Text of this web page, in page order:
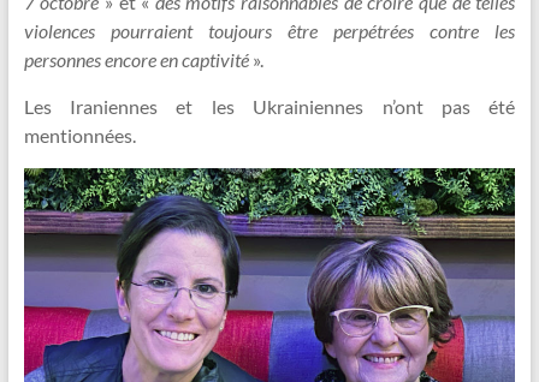
violences pourraient toujours être perpétrées contre les
personnes encore en captivité».
Les Iraniennes et les Ukrainiennes n’ont pas été
mentionnées.